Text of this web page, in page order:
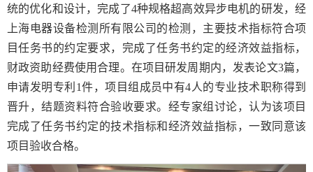
统的优化和设计，完成了4种规格超高效异步电机的研发，经
上海电器设备检测所有限公司的检测，主要技术指标符合项
目任务书的约定要求，完成了任务书约定的经济效益指标，
财政资助经费使用合理。在项目研发周期内，发表论文3篇，
申请发明专利1件，项目组成员中有4人的专业技术职称得到
晋升，结题资料符合验收要求。经专家组讨论，认为该项目
完成了任务书约定的技术指标和经济效益指标，一致同意该
项目验收合格。